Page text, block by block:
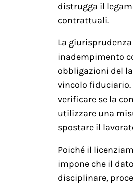
distrugga il
contrattuali.
La
inadempimento
obbligazioni del
vincolo
verificare se la
utilizzare una
spostare il
Poiché il
impone che il
disciplinare,